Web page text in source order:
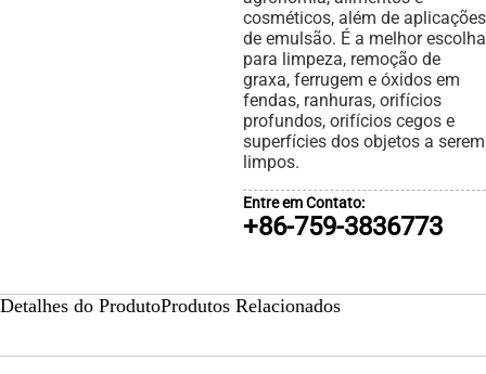
cosméticos, além de aplicações
de emulsão. É a melhor escolha
para limpeza, remoção de
graxa, ferrugem e óxidos em
fendas, ranhuras, orifícios
profundos, orifícios cegos e
superfícies dos objetos a serem
limpos.
Entre em Contato:
+86-759-3836773
Detalhes do ProdutoProdutos Relacionados